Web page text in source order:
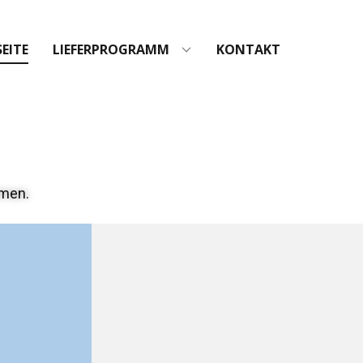
LIEFERPROGRAMM KONTAKT